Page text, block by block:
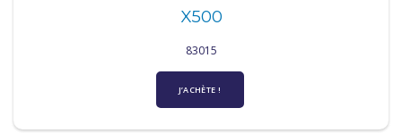
X500
83015
J’ACHÈTE !